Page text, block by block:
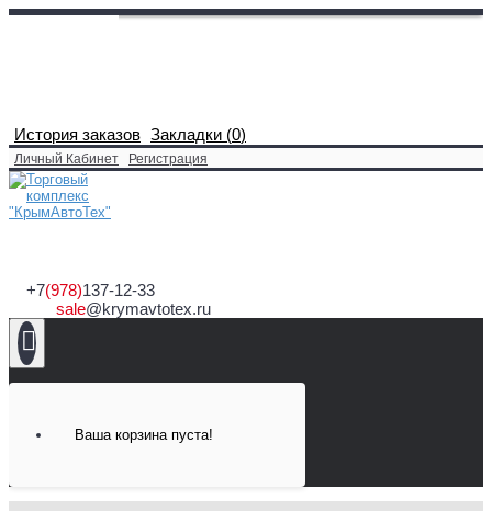
История заказов Закладки (0)
Личный Кабинет Регистрация
+7(978)137-12-33
sale@krymavtotex.ru
Ваша корзина пуста!